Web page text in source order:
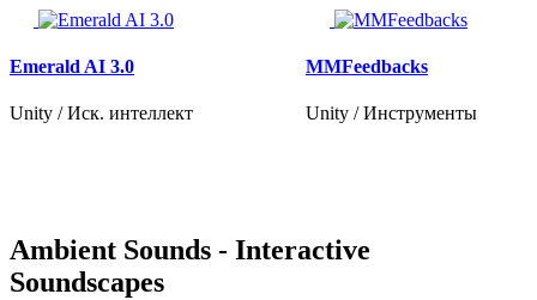
Emerald AI 3.0
Unity / Иск. интеллект
MMFeedbacks
Unity / Инструменты
Ambient Sounds - Interactive
Soundscapes